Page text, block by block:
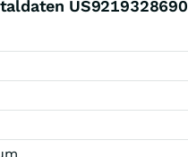
US9219328690